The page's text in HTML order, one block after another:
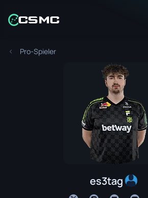
Pro-Spieler
es3tag